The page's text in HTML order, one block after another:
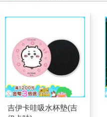
吉伊卡哇吸水杯墊(吉